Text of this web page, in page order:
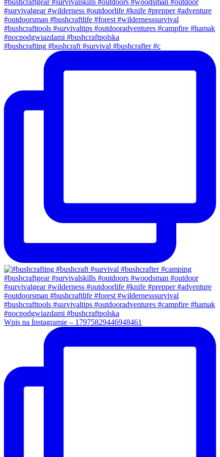
#bushcrafting #bushcraft #survival #bushcrafter #c
Wpis na Instagramie – 17975829446948461